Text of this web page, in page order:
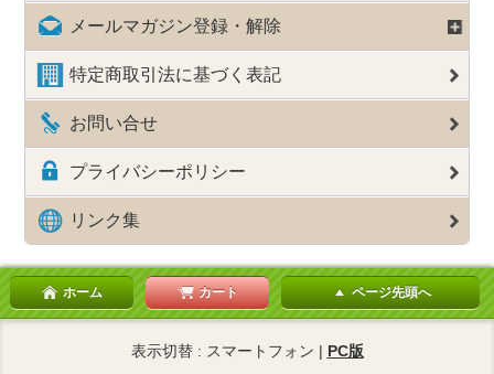
メールマガジン登録・解除
特定商取引法に基づく表記
お問い合せ
プライバシーポリシー
リンク集
ホーム カート ページ先頭へ
表示切替 : スマートフォン | PC版